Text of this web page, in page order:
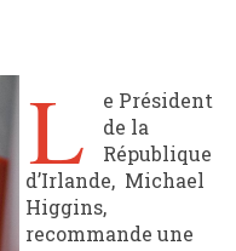
L
e Président
de la
République
d’Irlande, Michael
Higgins,
recommande une